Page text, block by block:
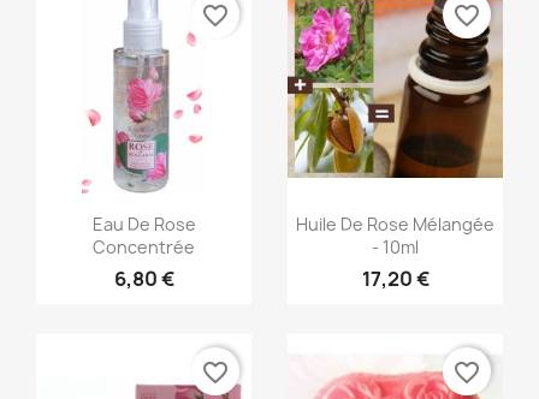
Aperçu rapide
Eau De Rose
Concentrée
6,80 €
favorite_border
 Aperçu rapide
Huile De Rose Mélangée
- 10ml
17,20 €
favorite_border
favorite_border favorite_border